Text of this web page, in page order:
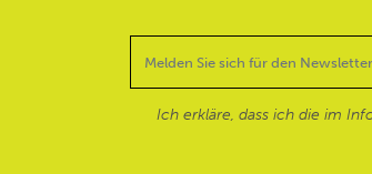
Ich erkläre, dass ich die im